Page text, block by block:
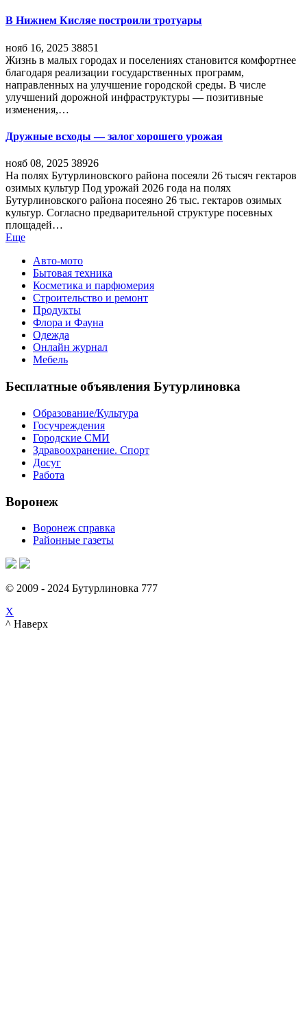
В Нижнем Кисляе построили тротуары
нояб 16, 2025 38851
Жизнь в малых городах и поселениях становится комфортнее
благодаря реализации государственных программ,
направленных на улучшение городской среды. В числе
улучшений дорожной инфраструктуры — позитивные
изменения,…
Дружные всходы — залог хорошего урожая
нояб 08, 2025 38926
На полях Бутурлиновского района посеяли 26 тысяч гектаров
озимых культур Под урожай 2026 года на полях
Бутурлиновского района посеяно 26 тыс. гектаров озимых
культур. Согласно предварительной структуре посевных
площадей…
Еще
Авто-мото
Бытовая техника
Косметика и парфюмерия
Строительство и ремонт
Продукты
Флора и Фауна
Одежда
Онлайн журнал
Мебель
Бесплатные объявления Бутурлиновка
Образование/Культура
Госучреждения
Городские СМИ
Здравоохранение. Спорт
Досуг
Работа
Воронеж
Воронеж справка
Районные газеты
© 2009 - 2024 Бутурлиновка 777
X
^ Наверх